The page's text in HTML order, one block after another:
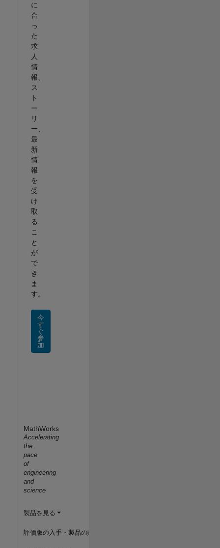
に
合
っ
た
求
人
情
報、
ス
ト
ー
リ
ー、
最
新
情
報
を
受
け
取
る
こ
と
が
で
き
ま
す。
今
す
ぐ
参
加
MathWorks
Accelerating
the
pace
of
engineering
and
science
製品を見る
評価版の入手・製品の購入